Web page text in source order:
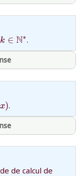
k ∈ N∗.
x).
de calcul de